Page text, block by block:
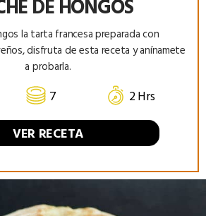
la tarta francesa preparada con
disfruta de esta receta y anínamete
a probarla.
7
2 Hrs
VER RECETA